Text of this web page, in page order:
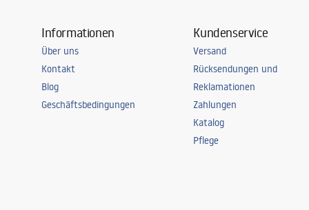
Informationen
Über uns
Kontakt
Blog
Geschäftsbedingungen
Kundenservice
Versand
Rücksendungen und
Reklamationen
Zahlungen
Katalog
Pflege